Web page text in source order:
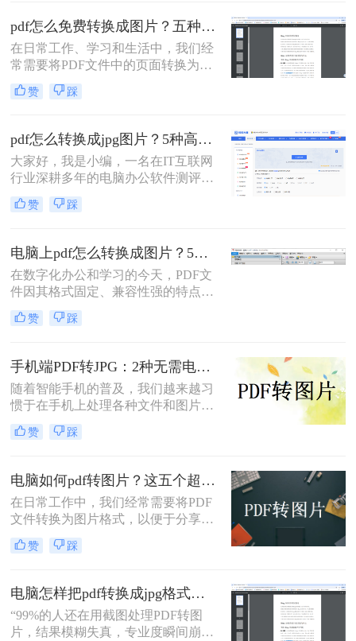
pdf怎么免费转换成图片？五种高效方法详解，总有一款适合你！
在日常工作、学习和生活中，我们经
常需要将PDF文件中的页面转换为图
片格式（如JPG、PNG）。无论是为
了在演示文稿中插入清晰的图表、在
某些平台只支持图片上传的需求，掌
握PDF转图片的技能都至关重要。然
而，面对网络上琳琅满目的转换工
具，如何选择一款免费、安全且高效
的方法成为了许多人的难题。
赞 踩
pdf怎么转换成jpg图片？5种高效方法详解，告别繁琐操作！
大家好，我是小编，一名在IT互联网
行业深耕多年的电脑办公软件测评博
主。在日常工作中，我经常收到用户
反馈：PDF文件里的图表或文字需要
图、报告展示或资料存档，但转换过
程总是遇到格式错乱、操作复杂或隐
私泄露等问题。今天，我将结合多年
测评经验，为大家详细解析PDF怎么
转换成JPG图片的常用方法，帮助您
精准提取信息，提升工作效率。那么
专业知识和实际案例，确保内容客观
中立，同时自然融入高效工具推荐，
助您轻松应对办公挑战。
赞 踩
电脑上pdf怎么转换成图片？5个常用有效方法，精准高效不踩坑！
在数字化办公和学习的今天，PDF文
件因其格式固定、兼容性强的特点而
广泛应用。但有时我们需要将PDF文
件转换为图片格式，便于在社交媒体
辑。那么电脑上pdf怎么转换成图片
呢？本文将全面介绍五种在电脑上将
PDF转换为图片的高效方法，涵盖专
业软件、在线工具、命令行技巧等不
同解决方案。
赞 踩
手机端PDF转JPG：2种无需电脑的快捷操作流程！
随着智能手机的普及，我们越来越习
惯于在手机上处理各种文件和图片。
有时候，我们可能需要将PDF文件中
的图片转换成JPG格式，以便在不同
怎么把pdf图片转换成jpg的文章，希
望对您有所帮助。
赞 踩
电脑如何pdf转图片？这五个超实用的方法一定要试试！
在日常工作中，我们经常需要将PDF
文件转换为图片格式，以便于分享、
编辑或打印。那么电脑如何pdf转图片
呢？本文将为您介绍五种高效的PDF
务。
赞 踩
电脑怎样把pdf转换成jpg格式的图片？三大高效方法，精准保真一看就会！
“99%的人还在用截图处理PDF转图
片，结果模糊失真，专业度瞬间崩